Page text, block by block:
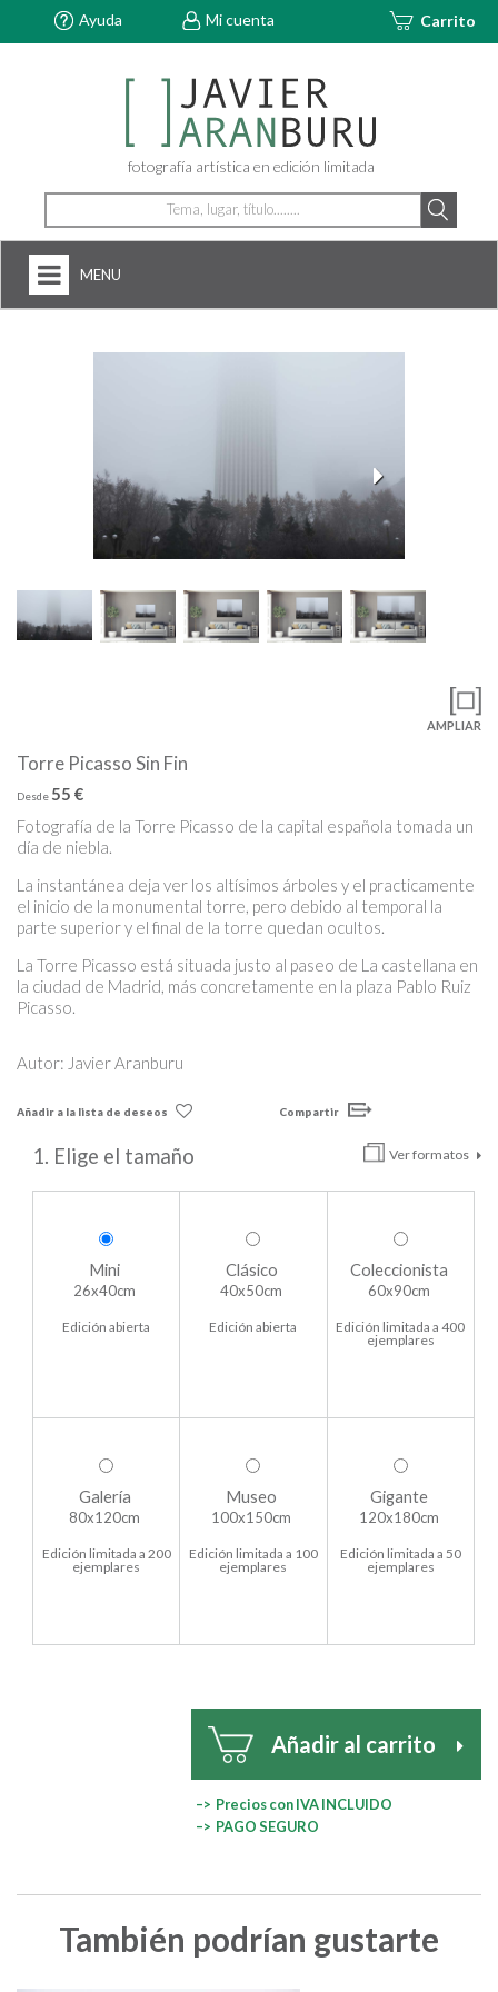
Carrito
Mi cuenta
Ayuda
fotografía artística en edición limitada
MENU
AMPLIAR
Torre Picasso Sin Fin
Desde 55 €
Fotografía de la Torre Picasso de la capital española tomada un
día de niebla.
La instantánea deja ver los altísimos árboles y el practicamente
el inicio de la monumental torre, pero debido al temporal la
parte superior y el final de la torre quedan ocultos.
La Torre Picasso está situada justo al paseo de La castellana en
la ciudad de Madrid, más concretamente en la plaza Pablo Ruiz
Picasso.
Autor: Javier Aranburu
Añadir a la lista de deseos Compartir
Ver formatos
1. Elige el tamaño
Mini
26x40cm
Edición abierta
Clásico
40x50cm
Edición abierta
Coleccionista
60x90cm
Edición limitada a 400
ejemplares
Galería
80x120cm
Edición limitada a 200
ejemplares
Museo
100x150cm
Edición limitada a 100
ejemplares
Gigante
120x180cm
Edición limitada a 50
ejemplares
Añadir al carrito
–> Precios con IVA INCLUIDO
–> PAGO SEGURO
También podrían gustarte